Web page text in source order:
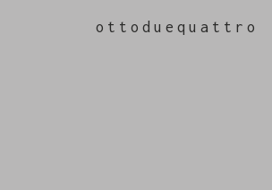
ottoduequattro